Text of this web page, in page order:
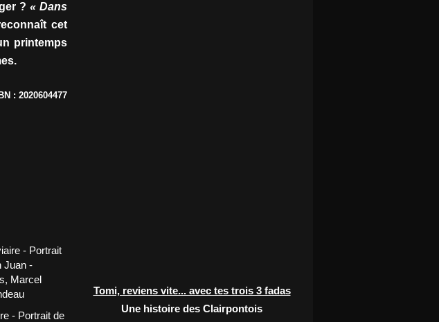
? « Dans
cet
printemps
: 2020604477
- Portrait de
Tomi, reviens vite... avec tes trois 3 fadas
Une histoire des Clairpontois